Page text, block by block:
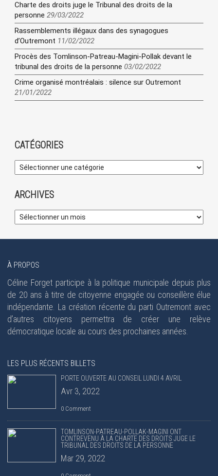
Charte des droits juge le Tribunal des droits de la
personne 29/03/2022
Rassemblements illégaux dans des synagogues
d’Outremont 11/02/2022
Procès des Tomlinson-Patreau-Magini-Pollak devant le
tribunal des droits de la personne 03/02/2022
Crime organisé montréalais : silence sur Outremont
21/01/2022
CATÉGORIES
ARCHIVES
À PROPOS
Céline Forget participe à la politique municipale depuis plus
de 20 ans à titre de citoyenne engagée ou conseillère élue
indépendante. La création récente du parti Outremont avec
d’autres citoyens permettra de créer une relève
démocratique locale au cours des prochaines années.
LES PLUS RÉCENTS BILLETS
PORTE OUVERTE AU CONSEIL LUNDI 4 AVRIL
Avr 3, 2022
0 Comment
TOMLINSON-PATREAU-POLLAK-MAGINI ONT
CONTREVENU À LA CHARTE DES DROITS JUGE LE
TRIBUNAL DES DROITS DE LA PERSONNE
Mar 29, 2022